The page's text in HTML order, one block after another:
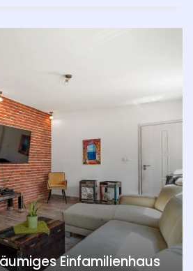
Einfamilienhaus